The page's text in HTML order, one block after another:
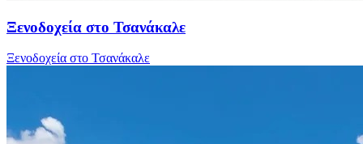
Ξενοδοχεία στο Τσανάκαλε
Ξενοδοχεία στο Τσανάκαλε